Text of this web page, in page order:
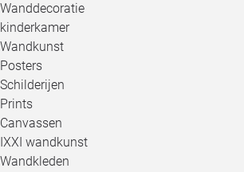
Wanddecoratie
kinderkamer
Wandkunst
Posters
Schilderijen
Prints
Canvassen
IXXI wandkunst
Wandkleden